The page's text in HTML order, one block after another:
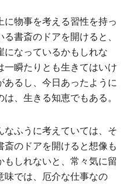
に物事を考える習性を持っ
書斎のドアを開けると、
になっているかもしれな
一瞬たりとも生きてはいけ
あるし、今日あったように
、生きる知恵でもある。
なふうに考えていては、そ
のドアを開けると想像も
もしれないと、常々気に留
味では、厄介な仕事なの